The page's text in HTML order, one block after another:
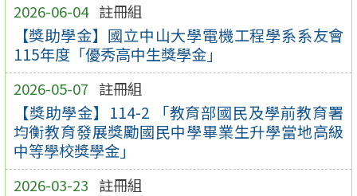
2026-06-04 註冊組
【獎助學金】國立中山大學電機工程學系系友會
115年度「優秀高中生獎學金」
2026-05-07 註冊組
【獎助學金】114-2 「教育部國民及學前教育署
均衡教育發展獎勵國民中學畢業生升學當地高級
中等學校獎學金」
2026-03-23 註冊組